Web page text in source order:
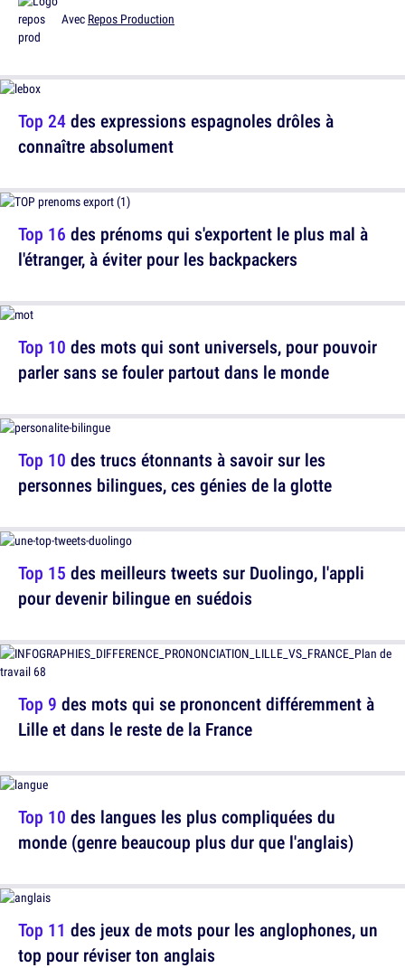
Avec Repos Production
Top 16 des prénoms qui s'exportent le plus mal à
l'étranger, à éviter pour les backpackers
Top 10 des trucs étonnants à savoir sur les
personnes bilingues, ces génies de la glotte
Top 9 des mots qui se prononcent différemment à
Lille et dans le reste de la France
Top 11 des jeux de mots pour les anglophones, un
top pour réviser ton anglais
Top 24des expressions espagnoles drôles à
connaître absolument
Top 10 des mots qui sont universels, pour pouvoir
parler sans se fouler partout dans le monde
Top 15 des meilleurs tweets sur Duolingo, l'appli
pour devenir bilingue en suédois
Top 10 des langues les plus compliquées du
monde (genre beaucoup plus dur que l'anglais)